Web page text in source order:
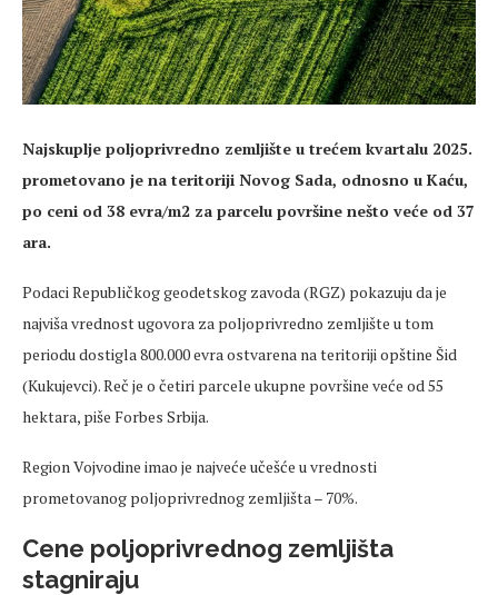
Najskuplje poljoprivredno zemljište u trećem kvartalu 2025.
prometovano je na teritoriji Novog Sada, odnosno u Kaću,
po ceni od 38 evra/m2 za parcelu površine nešto veće od 37
ara.
Podaci Republičkog geodetskog zavoda (RGZ) pokazuju da je
najviša vrednost ugovora za poljoprivredno zemljište u tom
periodu dostigla 800.000 evra ostvarena na teritoriji opštine Šid
(Kukujevci). Reč je o četiri parcele ukupne površine veće od 55
hektara, piše Forbes Srbija.
Region Vojvodine imao je najveće učešće u vrednosti
prometovanog poljoprivrednog zemljišta – 70%.
Cene poljoprivrednog zemljišta
stagniraju